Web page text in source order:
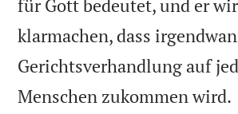
für Gott bedeutet, und er
klarmachen, dass
Gerichtsverhandlung auf
Menschen zukommen wird.